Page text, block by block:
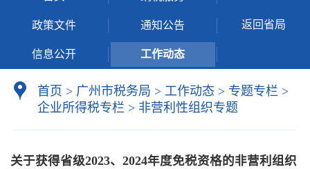
政策文件 通知公告
信息公开 工作动态
返回省局
首页 > 广州市税务局 > 工作动态 > 专题专栏 >
企业所得税专栏 > 非营利性组织专题
关于获得省级2023、2024年度免税资格的非营利组织